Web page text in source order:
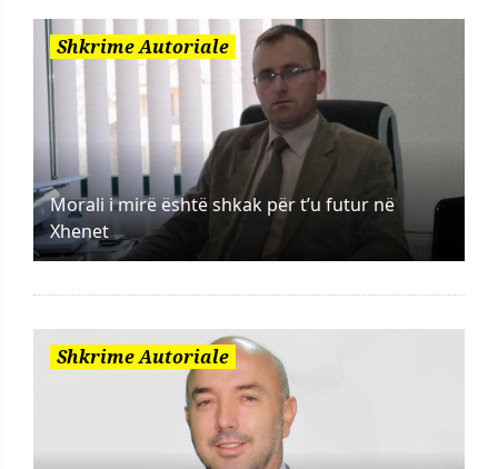
Shkrime Autoriale
Morali i mirë është shkak për t’u futur në
Xhenet
Shkrime Autoriale